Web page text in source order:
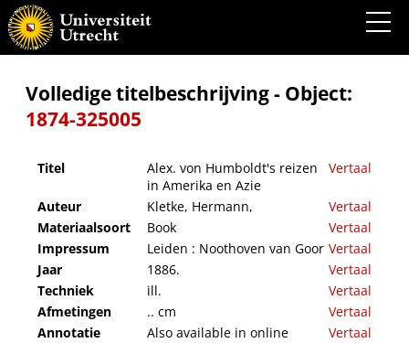
Alex. von Humboldt's reizen in Amerika en Azie
Volledige titelbeschrijving - Object:
1874-325005
Titel
Alex. von Humboldt's reizen
in Amerika en Azie
Vertaal
Auteur Kletke, Hermann,
Vertaal
Materiaalsoort
Book
Vertaal
Impressum
Leiden : Noothoven van Goor Vertaal
Jaar
1886.
Vertaal
Techniek
ill.
Vertaal
Afmetingen
.. cm
Vertaal
Annotatie
Also available in online
Vertaal